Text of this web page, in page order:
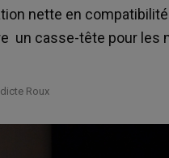
nette en
un casse-tête pour les
Roux